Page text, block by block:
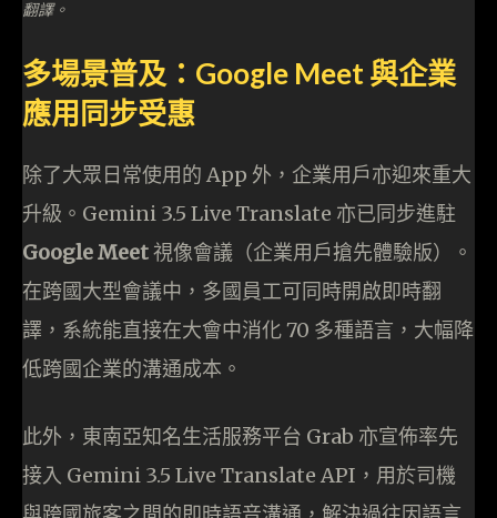
翻譯。
多場景普及：Google Meet 與企業
應用同步受惠
除了大眾日常使用的 App 外，企業用戶亦迎來重大
升級。Gemini 3.5 Live Translate 亦已同步進駐
Google Meet視像會議（企業用戶搶先體驗版）。
在跨國大型會議中，多國員工可同時開啟即時翻
譯，系統能直接在大會中消化 70 多種語言，大幅降
低跨國企業的溝通成本。
此外，東南亞知名生活服務平台 Grab 亦宣佈率先
接入 Gemini 3.5 Live Translate API，用於司機